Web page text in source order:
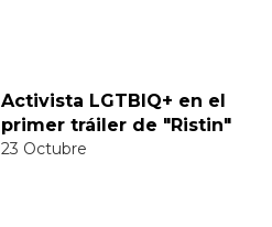
Activista LGTBIQ+ en el
primer tráiler de "Ristin"
23 Octubre